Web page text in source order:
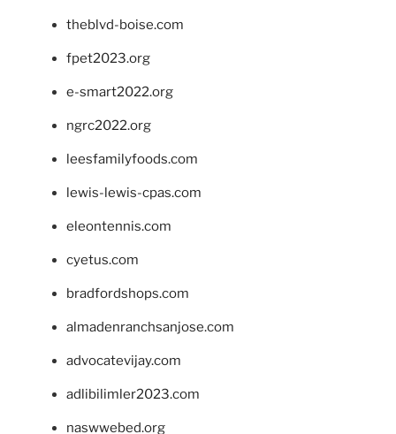
theblvd-boise.com
fpet2023.org
e-smart2022.org
ngrc2022.org
leesfamilyfoods.com
lewis-lewis-cpas.com
eleontennis.com
cyetus.com
bradfordshops.com
almadenranchsanjose.com
advocatevijay.com
adlibilimler2023.com
naswwebed.org